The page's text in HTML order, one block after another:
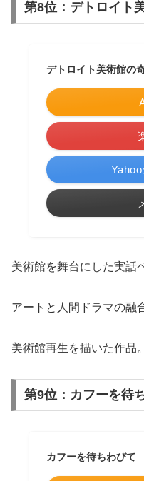
第8位：デトロイト
デトロイト美術館の
美術館を舞台にした実話
アートと人間ドラマの融
美術館再生を描いた作品。
第9位：カフーを待
カフーを待ちわびて